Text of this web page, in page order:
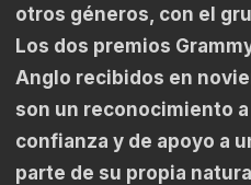
otros géneros, con el
Los dos premios
Anglo recibidos en
son un reconocimiento
confianza y de apoyo a
parte de su propia